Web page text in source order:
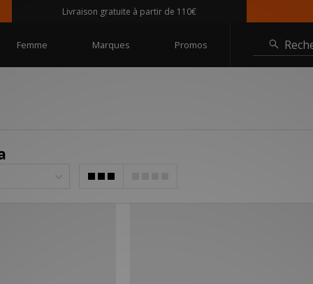
Livraison gratuite à partir de 110€
Femme Marques Promos